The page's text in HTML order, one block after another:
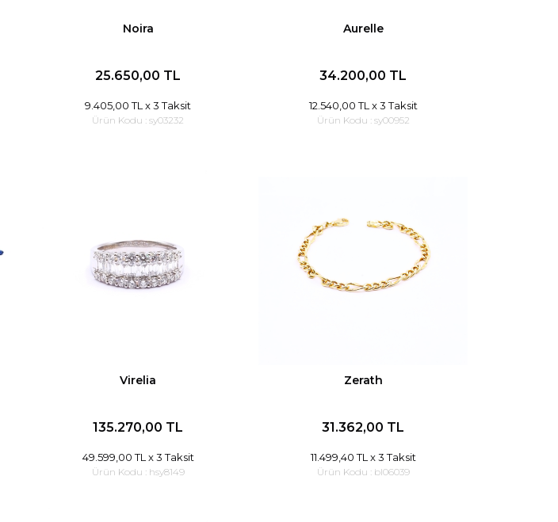
Noira
25.650,00 TL
9.405,00 TL x 3 Taksit
Ürün Kodu : sy03232
Aurelle
34.200,00 TL
12.540,00 TL x 3 Taksit
Ürün Kodu : sy00952
Virelia
135.270,00 TL
49.599,00 TL x 3 Taksit
Ürün Kodu : hsy8149
Zerath
31.362,00 TL
11.499,40 TL x 3 Taksit
Ürün Kodu : bl06039